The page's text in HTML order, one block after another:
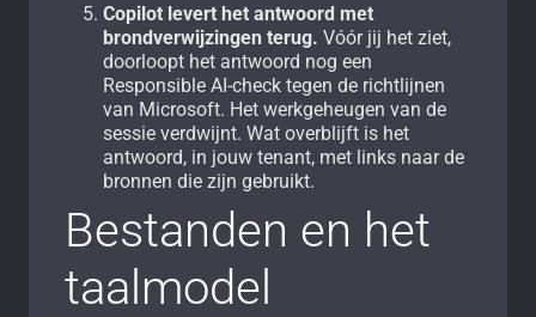
Copilot levert het antwoord met
brondverwijzingen terug. Vóór jij het ziet,
doorloopt het antwoord nog een
Responsible AI-check tegen de richtlijnen
van Microsoft. Het werkgeheugen van de
sessie verdwijnt. Wat overblijft is het
antwoord, in jouw tenant, met links naar de
bronnen die zijn gebruikt.
Bestanden en het
taalmodel